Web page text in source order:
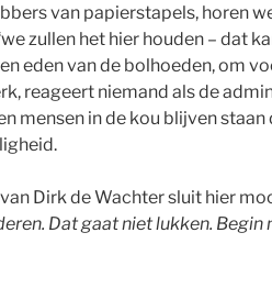
van papierstapels, horen
zullen het hier houden – dat
eden van de bolhoeden, om
reageert niemand als de
mensen in de kou blijven
Dirk de Wachter sluit hier
Dat gaat niet lukken. Begin